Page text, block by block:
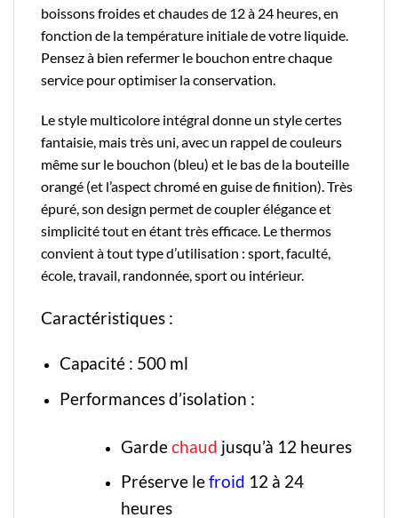
boissons froides et chaudes de 12 à 24 heures, en
fonction de la température initiale de votre liquide.
Pensez à bien refermer le bouchon entre chaque
service pour optimiser la conservation.
Le style multicolore intégral donne un style certes
fantaisie, mais très uni, avec un rappel de couleurs
même sur le bouchon (bleu) et le bas de la bouteille
orangé (et l’aspect chromé en guise de finition). Très
épuré, son design permet de coupler élégance et
simplicité tout en étant très efficace. Le thermos
convient à tout type d’utilisation : sport, faculté,
école, travail, randonnée, sport ou intérieur.
Caractéristiques :
Capacité : 500 ml
Performances d’isolation :
Gardechaud jusqu’à 12 heures
Préserve lefroid 12 à 24
heures